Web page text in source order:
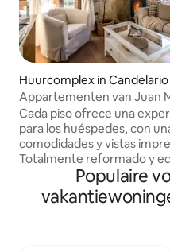
Huurcomplex in Candelario
Appartementen van Juan
Appartement Puente...
Cada piso ofrece una
para los huéspedes, con
comodidades y vistas
Totalmente reformado y
todo lo necesario para
estancia que invitan a la
disfrute de la naturaleza. En este
Populaire